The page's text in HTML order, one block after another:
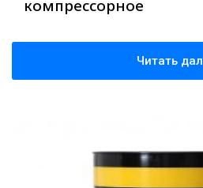
компрессорное
Читать